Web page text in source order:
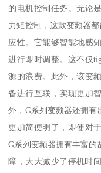
的电机控制任务。无论
力矩控制，这款变频器
应性。它能够智能地感
进行即时调整。这不仅
源的浪费。此外，该变
备进行互联，实现更加
外，G系列变频器还拥
更加简便明了，即使对
G系列变频器拥有丰富的
障，大大减少了停机时